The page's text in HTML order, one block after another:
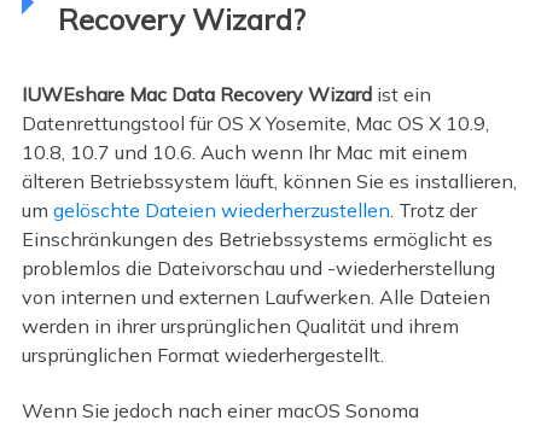
Recovery Wizard?
IUWEshare Mac Data Recovery Wizardist ein
Datenrettungstool für OS X Yosemite, Mac OS X 10.9,
10.8, 10.7 und 10.6. Auch wenn Ihr Mac mit einem
älteren Betriebssystem läuft, können Sie es installieren,
um gelöschte Dateien wiederherzustellen . Trotz der
Einschränkungen des Betriebssystems ermöglicht es
problemlos die Dateivorschau und -wiederherstellung
von internen und externen Laufwerken. Alle Dateien
werden in ihrer ursprünglichen Qualität und ihrem
ursprünglichen Format wiederhergestellt.
Wenn Sie jedoch nach einer macOS Sonoma